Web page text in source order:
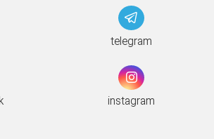
telegram
instagram